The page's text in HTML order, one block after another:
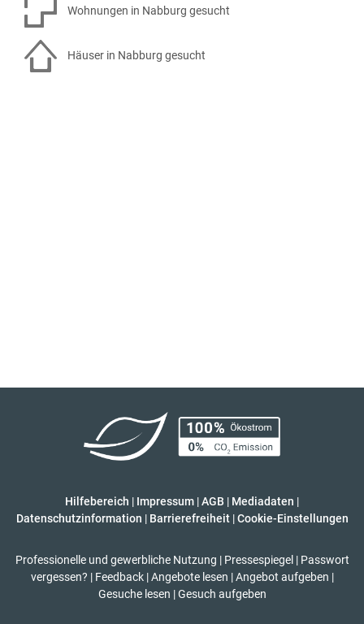
Wohnungen in Nabburg gesucht
Häuser in Nabburg gesucht
Hilfebereich | Impressum |AGB | Mediadaten |
Datenschutzinformation | Barrierefreiheit | Cookie-Einstellungen
Professionelle und gewerbliche Nutzung | Pressespiegel | Passwort
vergessen? | Feedback | Angebote lesen | Angebot aufgeben |
Gesuche lesen | Gesuch aufgeben